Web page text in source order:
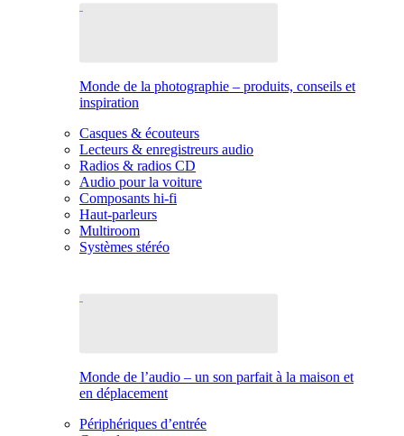
Monde de la photographie – produits, conseils et
inspiration
Casques & écouteurs
Lecteurs & enregistreurs audio
Radios & radios CD
Audio pour la voiture
Composants hi-fi
Haut-parleurs
Multiroom
Systèmes stéréo
Monde de l’audio – un son parfait à la maison et
en déplacement
Périphériques d’entrée